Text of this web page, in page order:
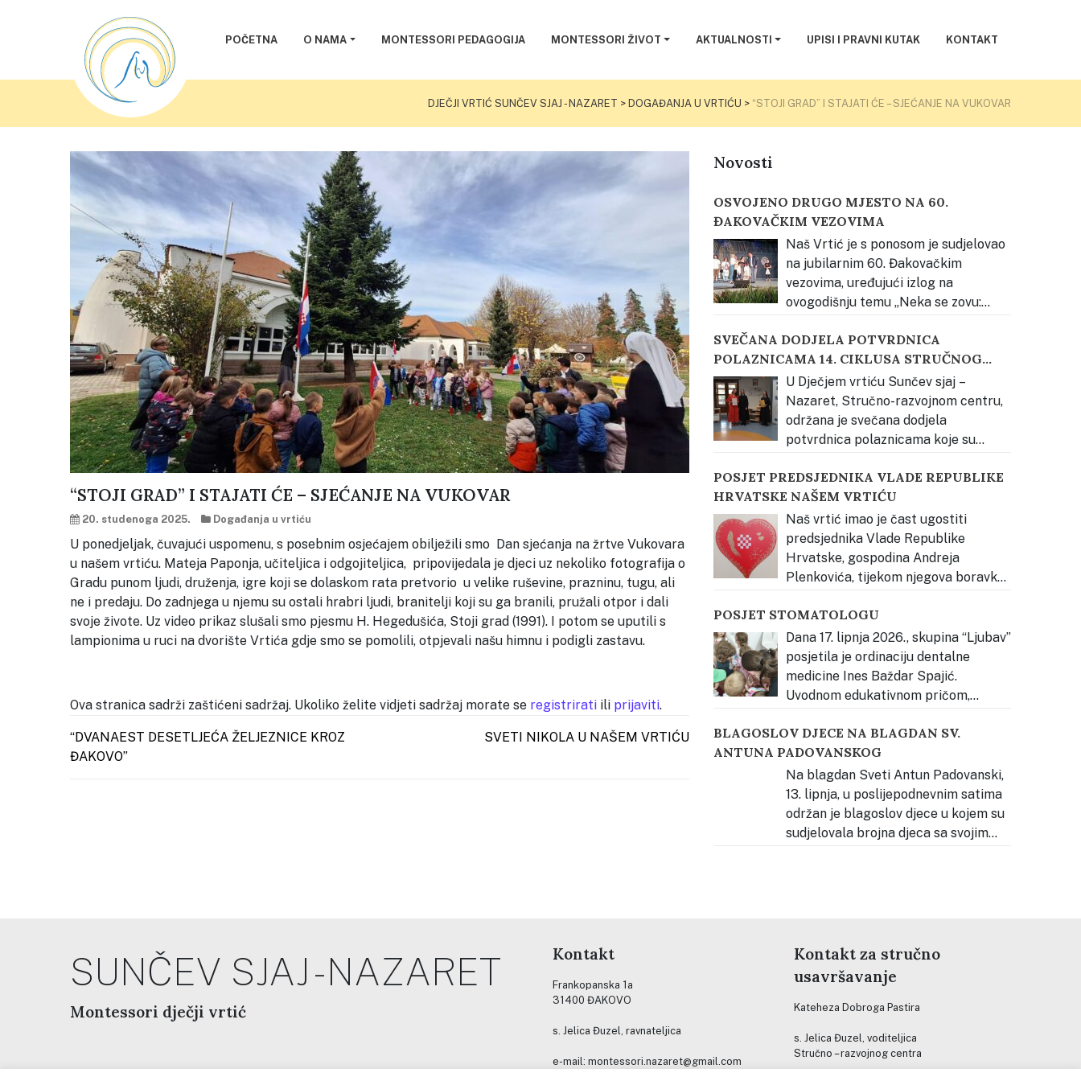
POČETNA O NAMA MONTESSORI PEDAGOGIJA MONTESSORI ŽIVOT AKTUALNOSTI UPISI I PRAVNI KUTAK KONTAKT
DJEČJI VRTIĆ SUNČEV SJAJ - NAZARET > DOGAĐANJA U VRTIĆU > “STOJI GRAD” I STAJATI ĆE – SJEĆANJE NA VUKOVAR
“STOJI GRAD” I STAJATI ĆE – SJEĆANJE NA VUKOVAR
20. studenoga 2025. Događanja u vrtiću
U ponedjeljak, čuvajući uspomenu, s posebnim osjećajem obilježili smo Dan sjećanja na žrtve Vukovara
u našem vrtiću. Mateja Paponja, učiteljica i odgojiteljica, pripovijedala je djeci uz nekoliko fotografija o
Gradu punom ljudi, druženja, igre koji se dolaskom rata pretvorio u velike ruševine, prazninu, tugu, ali
ne i predaju. Do zadnjega u njemu su ostali hrabri ljudi, branitelji koji su ga branili, pružali otpor i dali
svoje živote. Uz video prikaz slušali smo pjesmu H. Hegedušića, Stoji grad (1991). I potom se uputili s
lampionima u ruci na dvorište Vrtića gdje smo se pomolili, otpjevali našu himnu i podigli zastavu.
Ova stranica sadrži zaštićeni sadržaj. Ukoliko želite vidjeti sadržaj morate se registrirati ili prijaviti.
Post navigation
“DVANAEST DESETLJEĆA ŽELJEZNICE KROZ
ĐAKOVO”
SVETI NIKOLA U NAŠEM VRTIĆU
Novosti
OSVOJENO DRUGO MJESTO NA 60.
ĐAKOVAČKIM VEZOVIMA
Naš Vrtić je s ponosom je sudjelovao
na jubilarnim 60. Đakovačkim
vezovima, uređujući izlog na
ovogodišnju temu „Neka se zovu:
osvojili smo 2. mjesto u kategoriji odgojno-
obrazovnih ustanova. Priprema za izradu izloga
započela je upoznavanjem djece s bogatstvom
slavonske tradicije kroz neposredno iskustvo.…
SVEČANA DODJELA POTVRDNICA
POLAZNICAMA 14. CIKLUSA STRUČNOG
USAVRŠAVANJA KATEHEZE DOBROGA
PASTIRA
U Dječjem vrtiću Sunčev sjaj –
Nazaret, Stručno-razvojnom centru,
održana je svečana dodjela
potvrdnica polaznicama koje su
usavršavanja Vjerski odgoj prema načelima
Montessori pedagogije – Kateheza Dobroga
Pastira. Svečanost je otvorena glazbenim
nastupom djece, nakon čega je okupljene
pozdravila s. Estera Radičević, predstavnica
Osnivača Dječjeg…
POSJET PREDSJEDNIKA VLADE REPUBLIKE
HRVATSKE NAŠEM VRTIĆU
Naš vrtić imao je čast ugostiti
predsjednika Vlade Republike
Hrvatske, gospodina Andreja
Plenkovića, tijekom njegova boravka
vezova. Djeca su ga radosno dočekala pjesmom
te mu uručila prigodan poklon – dječji rad izrađen
povodom Đakovačkih vezova, kao znak
dobrodošlice i ljubavi prema našem gradu,
Slavoniji…
POSJET STOMATOLOGU
Dana 17. lipnja 2026., skupina “Ljubav”
posjetila je ordinaciju dentalne
medicine Ines Baždar Spajić.
Uvodnom edukativnom pričom,
radnim mjestom, alatom i hranom zdravom za
zube. Djeca su se potom hrabro “provozala” na
stomatološkoj stolici i čistili naslage na modelu
zubala kako bi vidjeli kako…
BLAGOSLOV DJECE NA BLAGDAN SV.
ANTUNA PADOVANSKOG
Na blagdan Sveti Antun Padovanski,
13. lipnja, u poslijepodnevnim satima
održan je blagoslov djece u kojem su
sudjelovala brojna djeca sa svojim
SUNČEV SJAJ - NAZARET
Montessori dječji vrtić
Kontakt
Frankopanska 1a
31400 ĐAKOVO
s. Jelica Đuzel, ravnateljica
e-mail: montessori.nazaret@gmail.com
Kontakt za stručno
usavršavanje
Kateheza Dobroga Pastira
s. Jelica Đuzel, voditeljica
Stručno – razvojnog centra